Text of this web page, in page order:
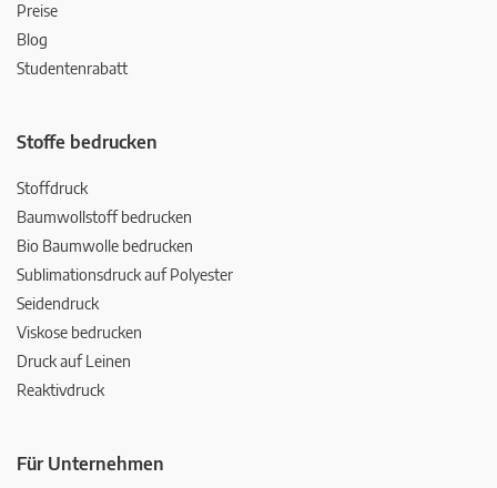
Preise
Blog
Studentenrabatt
Stoffe bedrucken
Stoffdruck
Baumwollstoff bedrucken
Bio Baumwolle bedrucken
Sublimationsdruck auf Polyester
Seidendruck
Viskose bedrucken
Druck auf Leinen
Reaktivdruck
Für Unternehmen